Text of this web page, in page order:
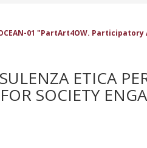
01 "PartArt4OW.
ETICA
SOCIETY